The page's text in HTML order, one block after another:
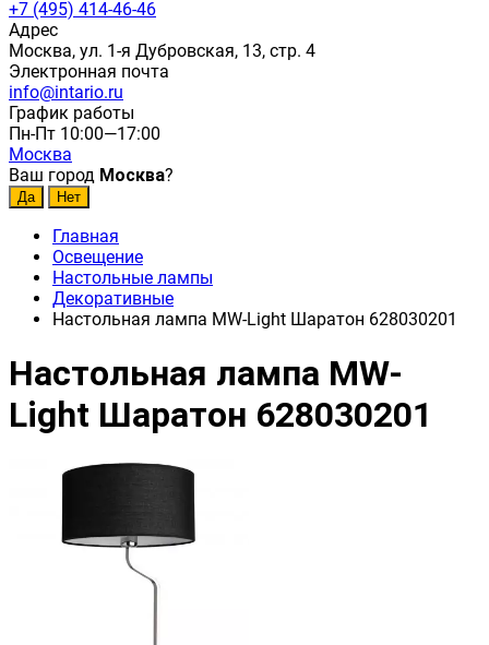
+7 (495) 414-46-46
Адрес
Москва, ул. 1-я Дубровская, 13, стр. 4
Электронная почта
info@intario.ru
График работы
Пн-Пт 10:00—17:00
Москва
Ваш город Москва?
Главная
Освещение
Настольные лампы
Декоративные
Настольная лампа MW-Light Шаратон 628030201
Настольная лампа MW-
Light Шаратон 628030201